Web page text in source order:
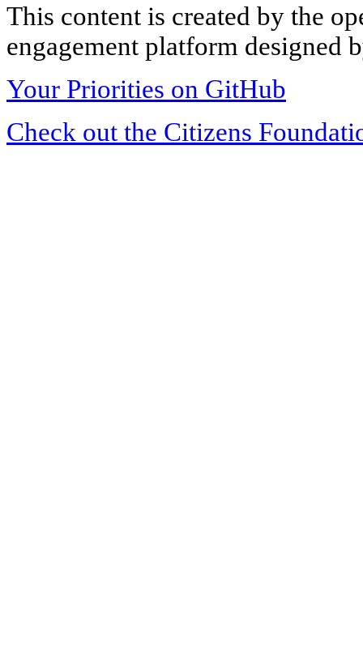
This content is created by the
engagement platform designed
Your Priorities on GitHub
Check out the Citizens